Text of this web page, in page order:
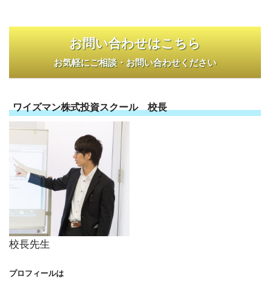
お問い合わせはこちら
お気軽にご相談・お問い合わせください
ワイズマン株式投資スクール 校長
校長先生
プロフィールは